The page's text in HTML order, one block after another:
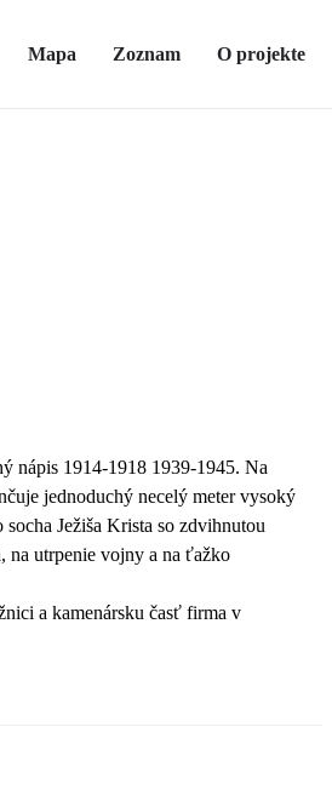
Mapa Zoznam O projekte
nápis 1914-1918 1939-1945. Na
jednoduchý necelý meter vysoký
Ježiša Krista so zdvihnutou
na utrpenie vojny a na ťažko
a kamenársku časť firma v